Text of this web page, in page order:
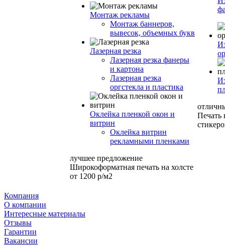
Монтаж рекламы
Монтаж баннеров,
вывесок, объемных букв
Лазерная резка
Лазерная резка фанеры
и картона
Лазерная резка
оргстекла и пластика
Оклейка пленкой окон и
витрин
Оклейка витрин
рекламными пленками
лучшее предложение
Широкоформатная печать на холсте
от 1200 р/м2
Печать
Компания
О компании
Интересные материалы
Отзывы
Гарантии
Вакансии